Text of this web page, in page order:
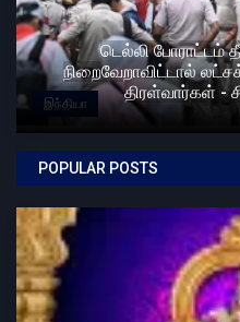
இந்தியா
டெல்லி போராட்டம்
நிறைவேறாவிட்டால்
திரள்வார்கள் -
POPULAR POSTS